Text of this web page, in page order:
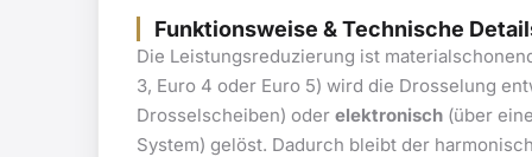
Funktionsweise & Technische
Die Leistungsreduzierung ist
3, Euro 4 oder Euro 5) wird die Drosselung
Drosselscheiben) oder elektronisch (über
System) gelöst. Dadurch bleibt der